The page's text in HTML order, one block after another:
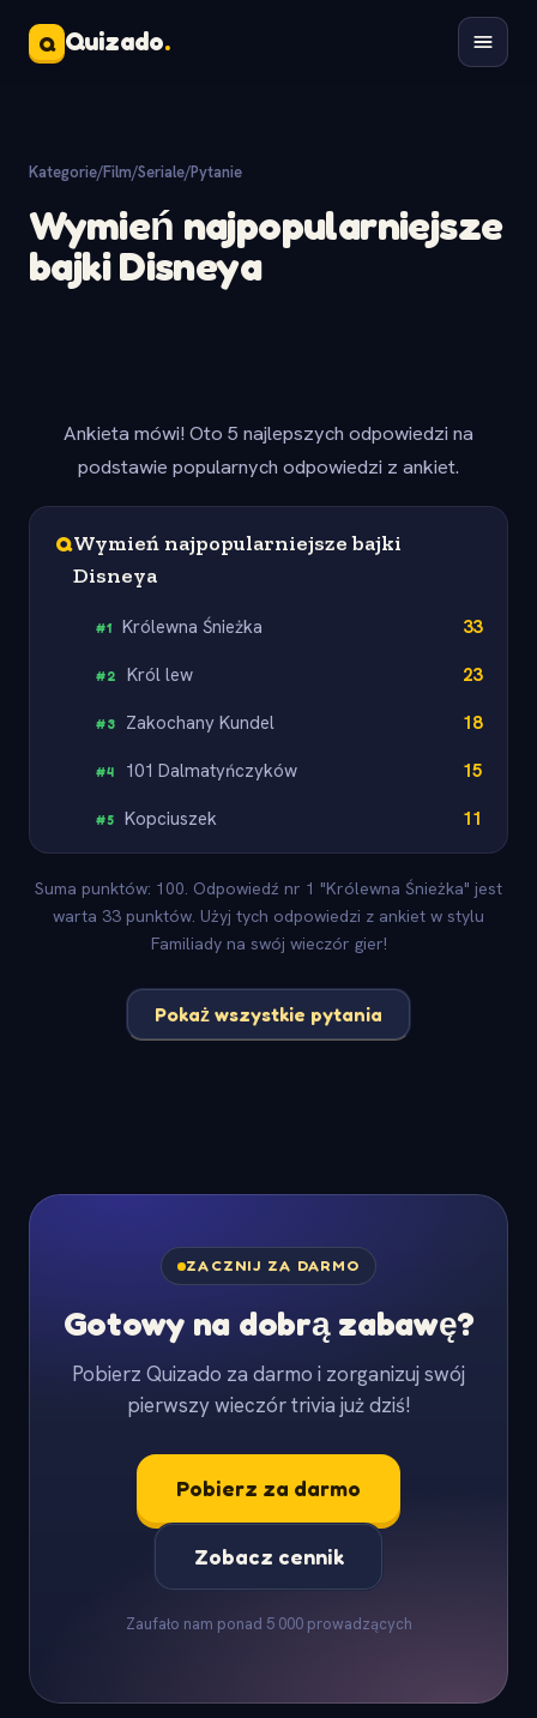
Q Quizado.
Kategorie/Film/Seriale/Pytanie
Wymień najpopularniejsze
bajki Disneya
Ankieta mówi! Oto 5 najlepszych odpowiedzi na
podstawie popularnych odpowiedzi z ankiet.
QWymień najpopularniejsze bajki
Disneya
#1 Królewna Śnieżka 33
#2 Król lew 23
#3 Zakochany Kundel 18
#4 101 Dalmatyńczyków 15
#5 Kopciuszek 11
Suma punktów: 100. Odpowiedź nr 1 "Królewna Śnieżka" jest
warta 33 punktów. Użyj tych odpowiedzi z ankiet w stylu
Familiady na swój wieczór gier!
Pokaż wszystkie pytania
ZACZNIJ ZA DARMO
Gotowy na dobrą zabawę?
Pobierz Quizado za darmo i zorganizuj swój
pierwszy wieczór trivia już dziś!
Pobierz za darmo
Zobacz cennik
Zaufało nam ponad 5 000 prowadzących